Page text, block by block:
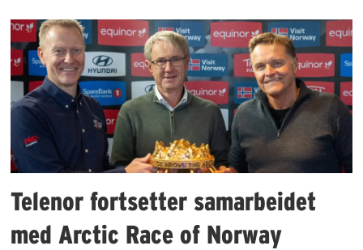
Telenor fortsetter samarbeidet
med Arctic Race of Norway